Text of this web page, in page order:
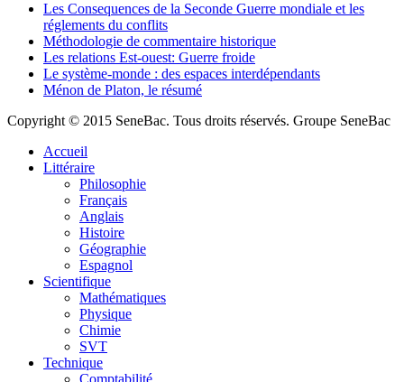
Les Consequences de la Seconde Guerre mondiale et les
réglements du conflits
Méthodologie de commentaire historique
Les relations Est-ouest: Guerre froide
Le système-monde : des espaces interdépendants
Ménon de Platon, le résumé
Copyright © 2015 SeneBac. Tous droits réservés. Groupe SeneBac
Accueil
Littéraire
Philosophie
Français
Anglais
Histoire
Géographie
Espagnol
Scientifique
Mathématiques
Physique
Chimie
SVT
Technique